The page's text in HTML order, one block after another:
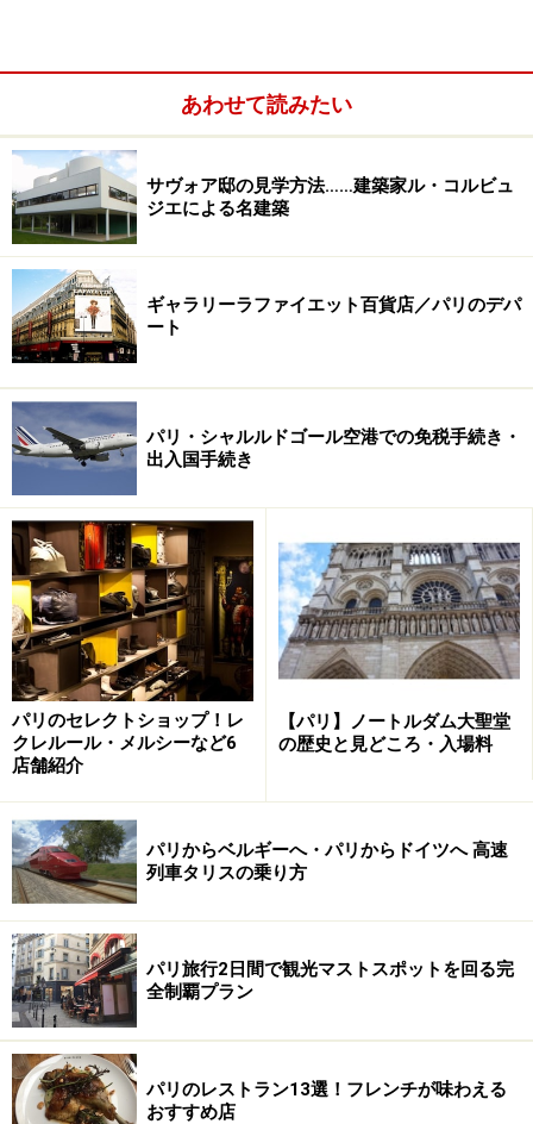
れ、１階は57m、２階は115m、最上階の展望台は276m
という、いわずと知れたパリ最大の高さのパノラマを誇
ります。
ちなみに２階にある展望レストラン「ジュール・ヴェル
ヌ」は１つ星の名店だということは意外と知られていま
せん。唯一の難点といえば、当然ですが、美しいエッフ
ェル塔の姿をここからでは見る事ができません。そこ
で、エッフェル塔をふくめたパリを一望できるスポット
を以下に紹介していきたいと思います。
■エッフェル塔
最上階 11.50 euros
ここからの眺めがno.１かも……モンパルナ
ス・タワー
あわせて読みたい
サヴォア邸の見学方法……建築家ル・コルビュ
ジエによる名建築
ギャラリーラファイエット百貨店／パリのデパ
ート
パリ・シャルルドゴール空港での免税手続き・
出入国手続き
パリのセレクトショップ！レ
クレルール・メルシーなど6
店舗紹介
【パリ】ノートルダム大聖堂
の歴史と見どころ・入場料
パリからベルギーへ・パリからドイツへ 高速
列車タリスの乗り方
パリ旅行2日間で観光マストスポットを回る完
全制覇プラン
パリのレストラン13選！フレンチが味わえる
おすすめ店